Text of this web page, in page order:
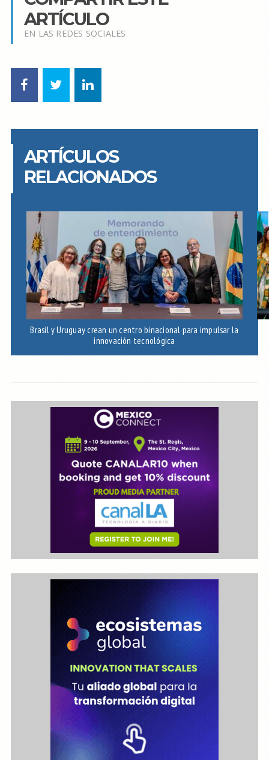
ARTÍCULO
EN LAS REDES SOCIALES
ARTÍCULOS
RELACIONADOS
Brasil y Uruguay crean un centro binacional para impulsar la
innovación tecnológica